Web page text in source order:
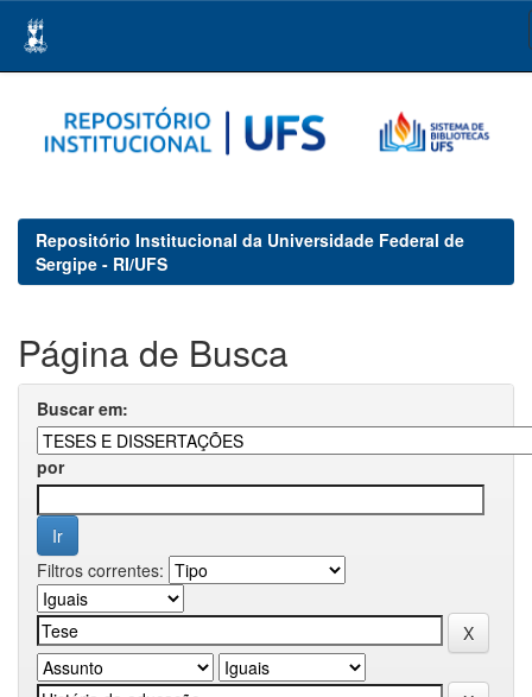
navigation
Repositório Institucional da Universidade Federal de
Sergipe - RI/UFS
Página de Busca
Buscar em:
por
Filtros correntes: